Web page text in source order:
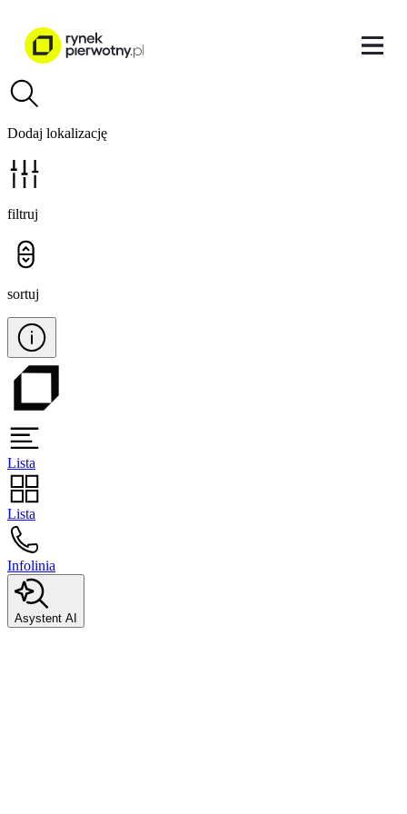
Dodaj lokalizację
filtruj
sortuj
Lista
Lista
Infolinia
Asystent AI